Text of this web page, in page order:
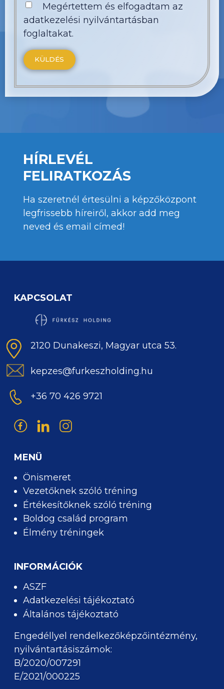
Megértettem és elfogadtam az
adatkezelési nyilvántartásban
foglaltakat.
HÍRLEVÉL
FELIRATKOZÁS
Ha szeretnél értesülni a képzőközpont
legfrissebb híreiről, akkor add meg
neved és email címed!
KAPCSOLAT
2120 Dunakeszi, Magyar utca 53.
kepzes@furkeszholding.hu
+36 70 426 9721
MENÜ
Önismeret
Vezetőknek szóló tréning
Értékesítőknek szóló tréning
Boldog család program
Élmény tréningek
INFORMÁCIÓK
ASZF
Adatkezelési tájékoztató
Általános tájékoztató
Engedéllyel rendelkezőképzőintézmény,
nyilvántartásiszámok:
B/2020/007291
E/2021/000225